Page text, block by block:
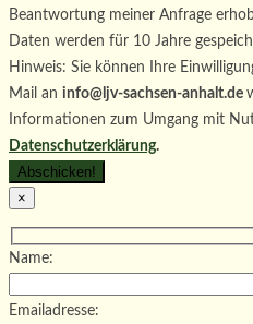
Beantwortung meiner Anfrage
Daten werden für 10 Jahre
Hinweis: Sie können Ihre
Mail an info@ljv-sachsen-anhalt.de
Informationen zum Umgang mit
Datenschutzerklärung.
×
Name:
Emailadresse: